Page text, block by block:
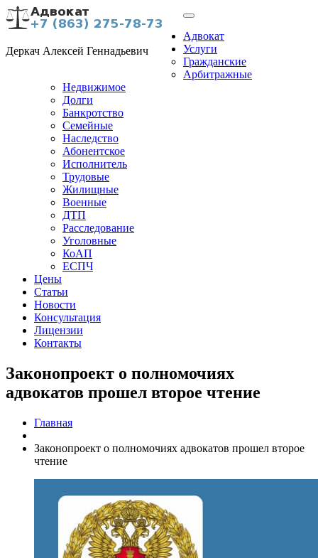
Деркач Алексей Геннадьевич
Адвокат
Услуги
Гражданские
Арбитражные
Недвижимое
Долги
Банкротство
Семейные
Наследство
Абонентское
Исполнитель
Трудовые
Жилищные
Военные
ДТП
Расследование
Уголовные
КоАП
ЕСПЧ
Цены
Статьи
Новости
Консультация
Лицензии
Контакты
Законопроект о полномочиях
адвокатов прошел второе чтение
Главная
Законопроект о полномочиях адвокатов прошел второе
чтение